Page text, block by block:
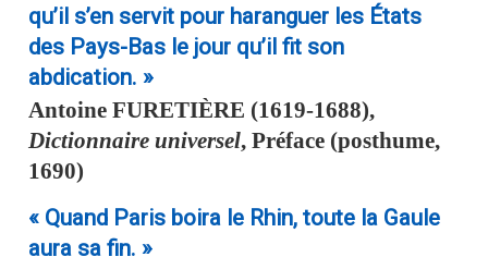
qu’il s’en servit pour haranguer les États
des Pays-Bas le jour qu’il fit son
abdication. »
AntoineFURETIÈRE (1619-1688),
Dictionnaire universel, Préface (posthume,
1690)
« Quand Paris boira le Rhin, toute la Gaule
aura sa fin. »